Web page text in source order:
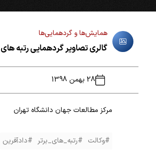
گالری تصاویر گردهمایی رتبه های
همایش‌ها و گردهمایی‌ها
28 بهمن 1398
مرکز مطالعات جهان دانشگاه تهران
#وکالت #رتبه_های_برتر #دادآفرین